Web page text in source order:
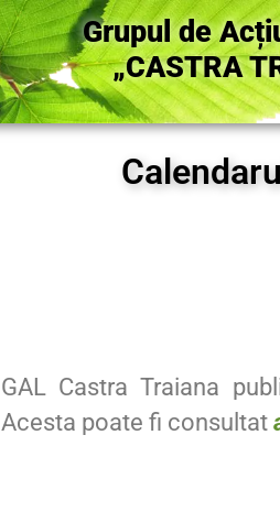
Grupul de
„CASTRA
GAL Castra Traiana
Acesta poate fi consultat